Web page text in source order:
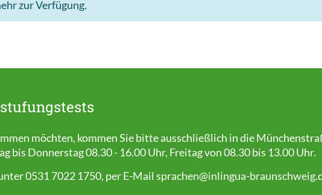
zur Verfügung.
möchten, kommen Sie bitte ausschließlich in die
bis Donnerstag 08.30 - 16.00 Uhr, Freitag von 08.30 bis 13.00 Uhr.
0531 7022 1750, per E-Mail sprachen@inlingua-